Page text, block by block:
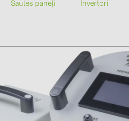
Produkti
Jaunumi
Katalogi
kontakti
Saules paneļi Invertori